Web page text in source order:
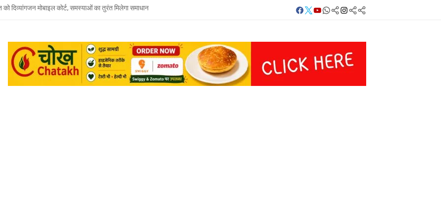
दिव्यांगजन मोबाइल कोर्ट, समस्याओं का तुरंत मिलेगा समाधान
में उमाशंकर सिंह को अंतिम विदाई, बेटे प्रिंस युकेश देंगे मुखाग्नि
को होगा उमाशंकर सिंह का अंतिम संस्कार, दुकानें बंद कर व्यापारियों ने दी श्रद्धांजलि
विधानसभा से जुड़े थे उमाशंकर सिंह, पूरे सदन ने की थी जल्द स्वस्थ होने की कामना
Facebook
Twitter
Youtube
Whatsapp
बलिया
लाइव
FOLLOW/JOIN
करें
Instagram
Telegram